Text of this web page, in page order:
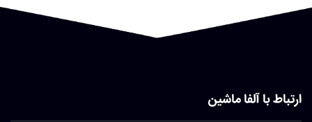
ارتباط با آلفا ماشین